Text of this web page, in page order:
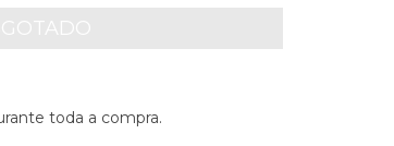
toda a compra.